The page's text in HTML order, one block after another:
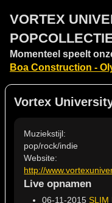
VORTEX
Momenteel speelt
Boa Construction -
Vortex
Muziekstijl:
pop/rock/indie
Website:
http://
Live opnamen
06-11-2015SLIM